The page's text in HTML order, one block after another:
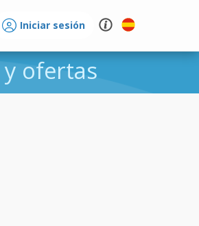
Iniciar sesión
ofertas